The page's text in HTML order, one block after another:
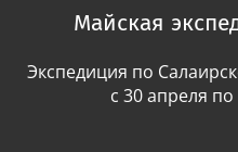
Майская
Экспедиция по
с 30 апреля